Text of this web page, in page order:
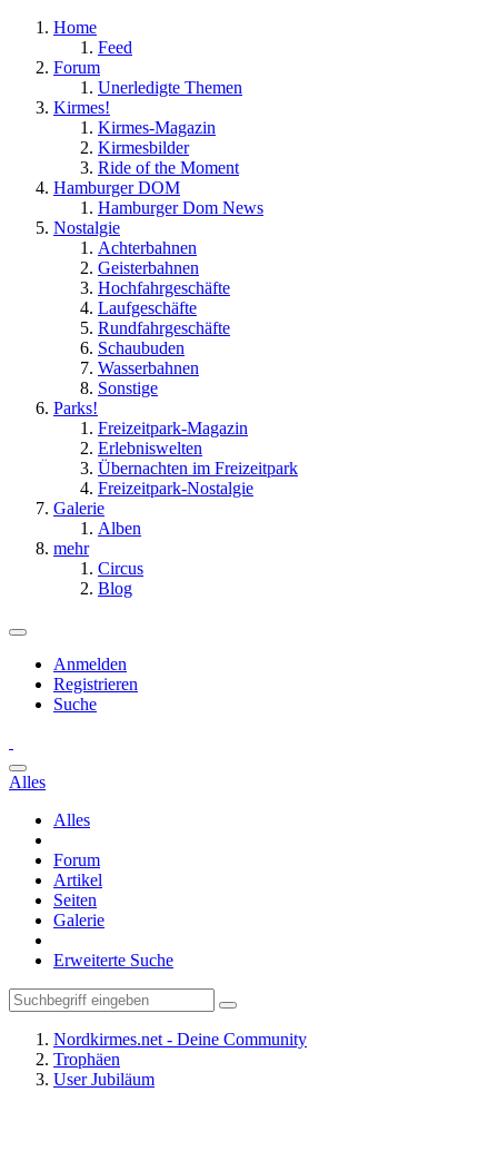
Home
Feed
Forum
Unerledigte Themen
Kirmes!
Kirmes-Magazin
Kirmesbilder
Ride of the Moment
Hamburger DOM
Hamburger Dom News
Nostalgie
Achterbahnen
Geisterbahnen
Hochfahrgeschäfte
Laufgeschäfte
Rundfahrgeschäfte
Schaubuden
Wasserbahnen
Sonstige
Parks!
Freizeitpark-Magazin
Erlebniswelten
Übernachten im Freizeitpark
Freizeitpark-Nostalgie
Galerie
Alben
mehr
Circus
Blog
Anmelden
Registrieren
Suche
Alles
Alles
Forum
Artikel
Seiten
Galerie
Erweiterte Suche
Nordkirmes.net - Deine Community
Trophäen
User Jubiläum